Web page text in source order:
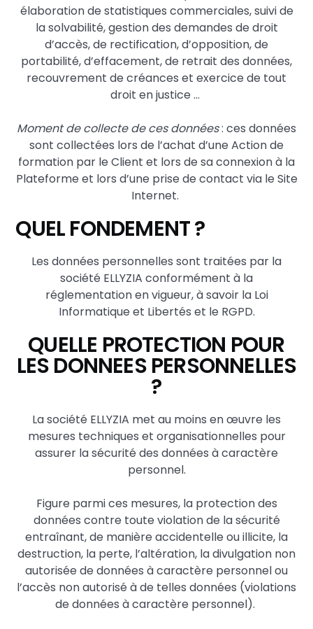
élaboration de statistiques commerciales, suivi de
la solvabilité, gestion des demandes de droit
d’accès, de rectification, d’opposition, de
portabilité, d’effacement, de retrait des données,
recouvrement de créances et exercice de tout
droit en justice …
Moment de collecte de ces données: ces données
sont collectées lors de l’achat d’une Action de
formation par le Client et lors de sa connexion à la
Plateforme et lors d’une prise de contact via le Site
Internet.
QUEL FONDEMENT ?
Les données personnelles sont traitées par la
société ELLYZIA conformément à la
réglementation en vigueur, à savoir la Loi
Informatique et Libertés et le RGPD.
QUELLE PROTECTION POUR
LES DONNEES PERSONNELLES
?
La société ELLYZIA met au moins en œuvre les
mesures techniques et organisationnelles pour
assurer la sécurité des données à caractère
personnel.
Figure parmi ces mesures, la protection des
données contre toute violation de la sécurité
entraînant, de manière accidentelle ou illicite, la
destruction, la perte, l’altération, la divulgation non
autorisée de données à caractère personnel ou
l’accès non autorisé à de telles données (violations
de données à caractère personnel).